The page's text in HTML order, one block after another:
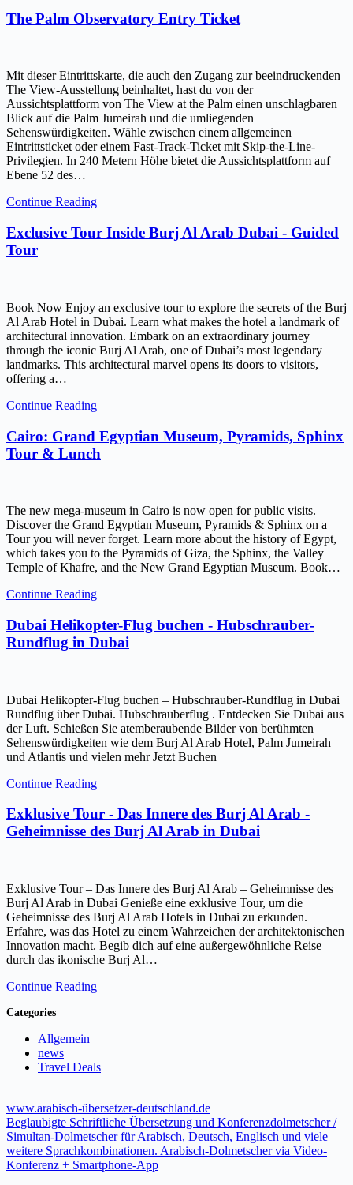
The Palm Observatory Entry Ticket
Mit dieser Eintrittskarte, die auch den Zugang zur beeindruckenden
The View-Ausstellung beinhaltet, hast du von der
Aussichtsplattform von The View at the Palm einen unschlagbaren
Blick auf die Palm Jumeirah und die umliegenden
Sehenswürdigkeiten. Wähle zwischen einem allgemeinen
Eintrittsticket oder einem Fast-Track-Ticket mit Skip-the-Line-
Privilegien. In 240 Metern Höhe bietet die Aussichtsplattform auf
Ebene 52 des…
Continue Reading
Exclusive Tour Inside Burj Al Arab Dubai - Guided
Tour
Book Now Enjoy an exclusive tour to explore the secrets of the Burj
Al Arab Hotel in Dubai. Learn what makes the hotel a landmark of
architectural innovation. Embark on an extraordinary journey
through the iconic Burj Al Arab, one of Dubai’s most legendary
landmarks. This architectural marvel opens its doors to visitors,
offering a…
Continue Reading
Cairo: Grand Egyptian Museum, Pyramids, Sphinx
Tour & Lunch
The new mega-museum in Cairo is now open for public visits.
Discover the Grand Egyptian Museum, Pyramids & Sphinx on a
Tour you will never forget. Learn more about the history of Egypt,
which takes you to the Pyramids of Giza, the Sphinx, the Valley
Temple of Khafre, and the New Grand Egyptian Museum. Book…
Continue Reading
Dubai Helikopter-Flug buchen - Hubschrauber-
Rundflug in Dubai
Dubai Helikopter-Flug buchen – Hubschrauber-Rundflug in Dubai
Rundflug über Dubai. Hubschrauberflug . Entdecken Sie Dubai aus
der Luft. Schießen Sie atemberaubende Bilder von berühmten
Sehenswürdigkeiten wie dem Burj Al Arab Hotel, Palm Jumeirah
und Atlantis und vielen mehr Jetzt Buchen
Continue Reading
Exklusive Tour - Das Innere des Burj Al Arab -
Geheimnisse des Burj Al Arab in Dubai
Exklusive Tour – Das Innere des Burj Al Arab – Geheimnisse des
Burj Al Arab in Dubai Genieße eine exklusive Tour, um die
Geheimnisse des Burj Al Arab Hotels in Dubai zu erkunden.
Erfahre, was das Hotel zu einem Wahrzeichen der architektonischen
Innovation macht. Begib dich auf eine außergewöhnliche Reise
durch das ikonische Burj Al…
Continue Reading
Categories
Allgemein
news
Travel Deals
www.arabisch-übersetzer-deutschland.de
Beglaubigte Schriftliche Übersetzung und Konferenzdolmetscher /
Simultan-Dolmetscher für Arabisch, Deutsch, Englisch und viele
weitere Sprachkombinationen. Arabisch-Dolmetscher via Video-
Konferenz + Smartphone-App